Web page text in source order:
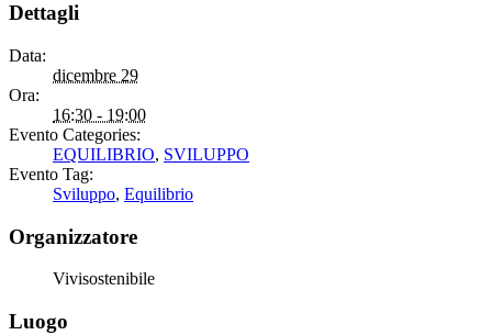
Dettagli
Data:
dicembre 29
Ora:
16:30 - 19:00
Evento Categories:
EQUILIBRIO, SVILUPPO
Evento Tag:
Sviluppo, Equilibrio
Organizzatore
Vivisostenibile
Luogo